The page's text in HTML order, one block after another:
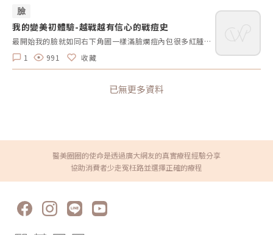
臉
我的變美初體驗-越戰越有信心的戰痘史
最開始我的臉就如同右下角圖一樣滿臉爛痘內包很多紅腫流膿直到自己吃了一年多的口服A酸並在皮膚科診所做果酸煥膚內外調理後漸漸離開月球?待膚況穩定後診所美容師告知我可以做皮秒治療我才開始接觸皮秒治療自己的痘疤、曬斑左上圖為現階段的我真心想告訴住在月球的居民不要氣餒要越戰越勇總有一天你們也能移民成功的❤️
1
991 收藏
已無更多資料
醫美圈圈的使命是透過廣大網友的真實療程經驗分享
協助消費者少走冤枉路並選擇正確的療程